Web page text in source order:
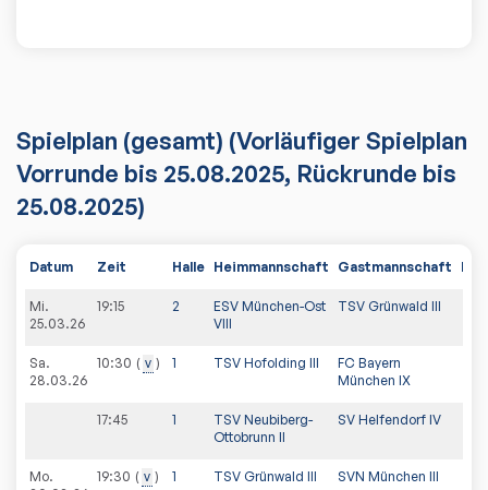
Spielplan (gesamt) (Vorläufiger Spielplan
Vorrunde bis 25.08.2025, Rückrunde bis
25.08.2025)
Datum Zeit Halle Heimmannschaft Gastmannschaft PDF
Mi.
25.03.26
19:15 2
ESV München-Ost
VIII
TSV Grünwald III
Sa.
28.03.26
10:30 v 1 TSV Hofolding III
FC Bayern
München IX
17:45 1
TSV Neubiberg-
Ottobrunn II
SV Helfendorf IV
Mo.
19:30 v 1 TSV Grünwald III SVN München III